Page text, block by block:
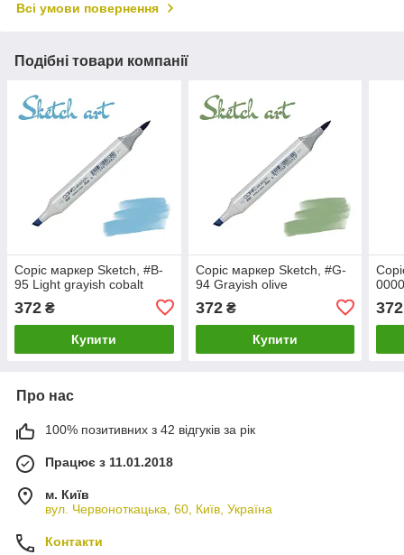
Всі умови повернення
Подібні товари компанії
Copic маркер Sketch, #B-
95 Light grayish cobalt
372 ₴
Купити
Copic маркер Sketch, #G-
94 Grayish olive
372₴
Купити
372
Про нас
100% позитивних з 42 відгуків за рік
Працює з 11.01.2018
м. Київ
вул. Червоноткацька, 60, Київ, Україна
Контакти